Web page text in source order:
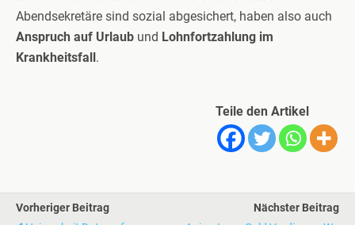
Abendsekretäre sind sozial abgesichert, haben also auch
Anspruch auf Urlaub und Lohnfortzahlung im
Krankheitsfall.
Teile den Artikel
Vorheriger Beitrag
Nächster Beitrag